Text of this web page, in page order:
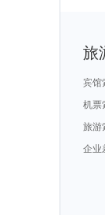
旅
宾馆
机票
旅游
企业